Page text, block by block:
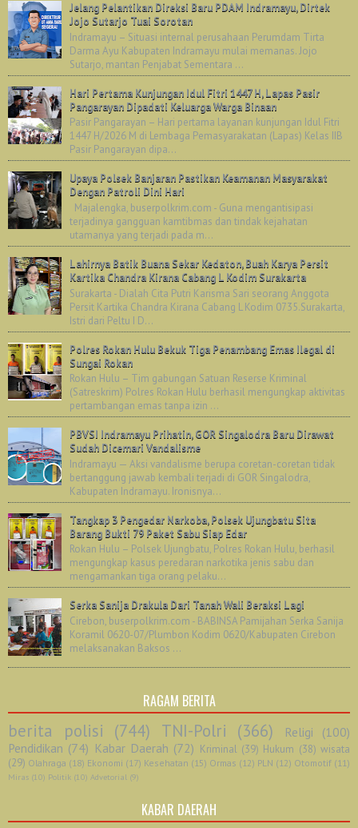
Jelang Pelantikan Direksi Baru PDAM Indramayu, Dirtek
Jojo Sutarjo Tuai Sorotan
Indramayu – Situasi internal perusahaan Perumdam Tirta
Darma Ayu Kabupaten Indramayu mulai memanas. Jojo
Sutarjo, mantan Penjabat Sementara ...
Hari Pertama Kunjungan Idul Fitri 1447 H, Lapas Pasir
Pangarayan Dipadati Keluarga Warga Binaan
Pasir Pangarayan – Hari pertama layanan kunjungan Idul Fitri
1447 H/2026 M di Lembaga Pemasyarakatan (Lapas) Kelas IIB
Pasir Pangarayan dipa...
Upaya Polsek Banjaran Pastikan Keamanan Masyarakat
Dengan Patroli Dini Hari
Majalengka, buserpolkrim.com - Guna mengantisipasi
terjadinya gangguan kamtibmas dan tindak kejahatan
utamanya yang terjadi pada m...
Lahirnya Batik Buana Sekar Kedaton, Buah Karya Persit
Kartika Chandra Kirana Cabang L Kodim Surakarta
Surakarta - Dialah Cita Putri Karisma Sari seorang Anggota
Persit Kartika Chandra Kirana Cabang L Kodim 0735.Surakarta,
Istri dari Peltu I D...
Polres Rokan Hulu Bekuk Tiga Penambang Emas Ilegal di
Sungai Rokan
Rokan Hulu – Tim gabungan Satuan Reserse Kriminal
(Satreskrim) Polres Rokan Hulu berhasil mengungkap aktivitas
pertambangan emas tanpa izin ...
PBVSI Indramayu Prihatin, GOR Singalodra Baru Dirawat
Sudah Dicemari Vandalisme
Indramayu — Aksi vandalisme berupa coretan-coretan tidak
bertanggung jawab kembali terjadi di GOR Singalodra,
Kabupaten Indramayu. Ironisnya...
Tangkap 3 Pengedar Narkoba, Polsek Ujungbatu Sita
Barang Bukti 79 Paket Sabu Siap Edar
Rokan Hulu – Polsek Ujungbatu, Polres Rokan Hulu, berhasil
mengungkap kasus peredaran narkotika jenis sabu dan
mengamankan tiga orang pelaku...
Serka Sanija Drakula Dari Tanah Wali Beraksi Lagi
Cirebon, buserpolkrim.com - BABINSA Pamijahan Serka Sanija
Koramil 0620-07/Plumbon Kodim 0620/Kabupaten Cirebon
melaksanakan Baksos ...
RAGAM BERITA
berita polisi (744) TNI-Polri (366) Religi
(100)
Pendidikan (74) Kabar Daerah (72) Kriminal (39) Hukum (38) wisata
(29) Olahraga (18) Ekonomi (17) Kesehatan (15) Ormas (12) PLN (12) Otomotif (11)
Miras (10) Politik (10) Advetorial (9)
KABAR DAERAH